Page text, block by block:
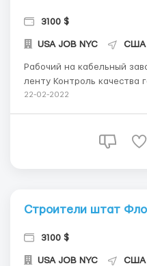
3100 $
USA JOB NYC США
Рабочий на кабельный завод New Jersey
ленту Контроль качества готовых изделий Зарплата - $
16 в час График работы : 6 дней в неделю 8-ми часовой
Вакансии в США ( In...
22-02-2022
Строители штат
3100 $
USA JOB NYC США